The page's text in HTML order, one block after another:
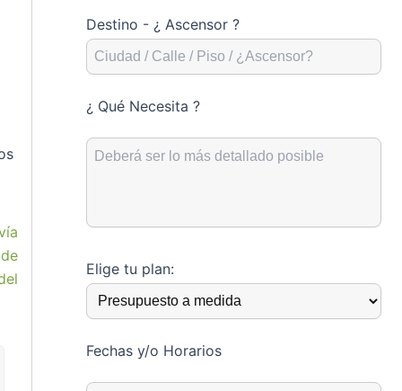
Destino - ¿ Ascensor ?
¿ Qué Necesita ?
Elige tu plan:
Fechas y/o Horarios